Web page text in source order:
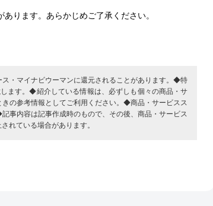
ります。あらかじめご了承ください。
・マイナビウーマンに還元されることがあります。◆特
ます。◆紹介している情報は、必ずしも個々の商品・サ
の参考情報としてご利用ください。◆商品・サービスス
事内容は記事作成時のもので、その後、商品・サービス
れている場合があります。